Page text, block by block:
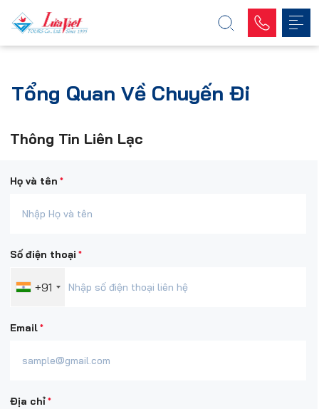
Tổng Quan Về Chuyến Đi
Thông Tin Liên Lạc
Họ và tên *
Email*
Số điện thoại *
+91
Địa chỉ*